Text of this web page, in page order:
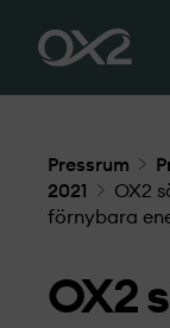
Pressrum
2021
OX2
förnybara
OX2